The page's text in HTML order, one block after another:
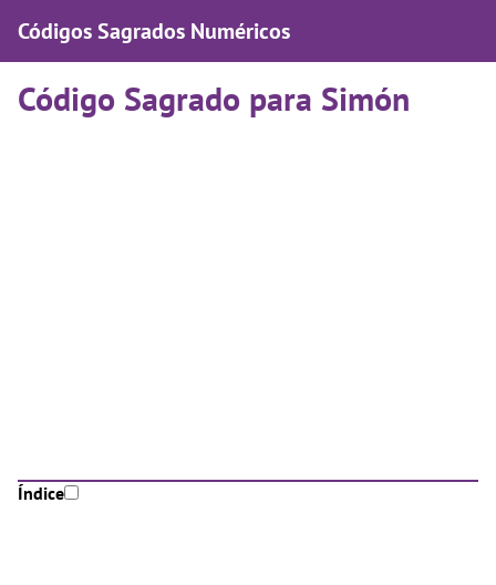
Códigos Sagrados Numéricos
Código Sagrado para Simón
Índice